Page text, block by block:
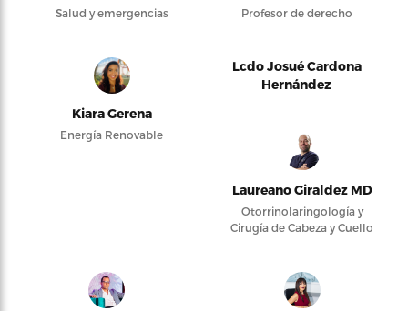
Salud y emergencias Profesor de derecho
Kiara Gerena
Energía Renovable
Lcdo Josué Cardona
Hernández
Laureano Giraldez MD
Otorrinolaringología y
Cirugía de Cabeza y Cuello